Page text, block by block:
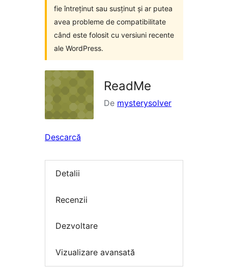
fie întreținut sau susținut și ar putea
avea probleme de compatibilitate
când este folosit cu versiuni recente
ale WordPress.
ReadMe
De mysterysolver
Descarcă
Detalii
Recenzii
Dezvoltare
Vizualizare avansată